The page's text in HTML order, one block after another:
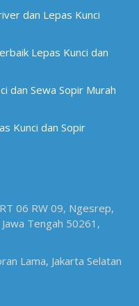
dan Lepas Kunci
Lepas Kunci dan
dan Sewa Sopir Murah
Kunci dan Sopir
06 RW 09, Ngesrep,
Tengah 50261,
Lama, Jakarta Selatan